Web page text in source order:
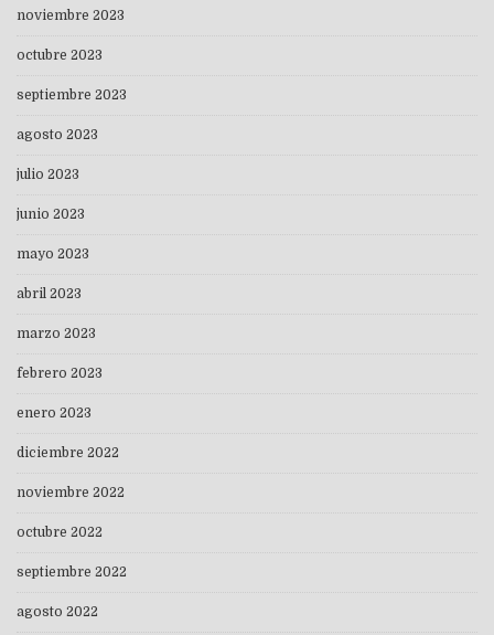
noviembre 2023
octubre 2023
septiembre 2023
agosto 2023
julio 2023
junio 2023
mayo 2023
abril 2023
marzo 2023
febrero 2023
enero 2023
diciembre 2022
noviembre 2022
octubre 2022
septiembre 2022
agosto 2022